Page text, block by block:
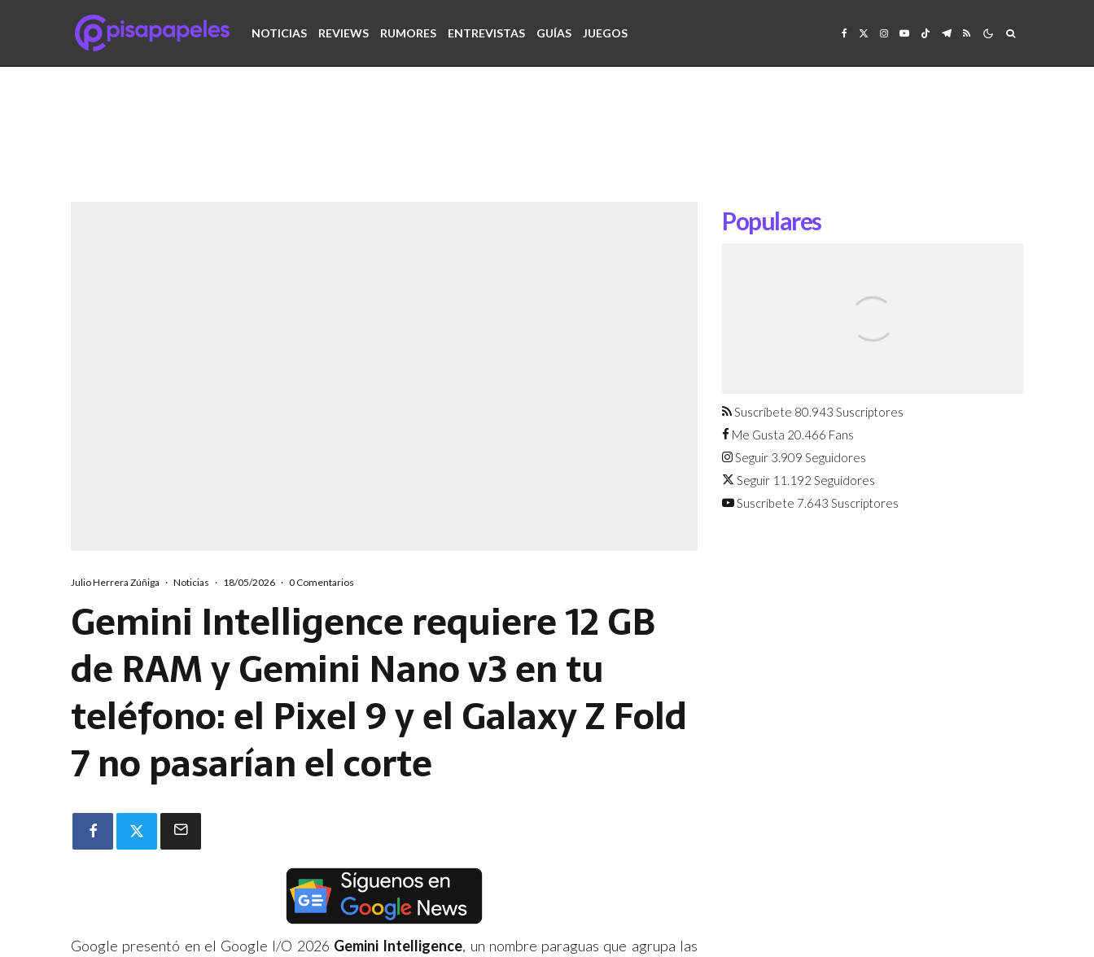
NOTICIAS REVIEWS RUMORES ENTREVISTAS GUÍAS JUEGOS
Julio Herrera Zúñiga · Noticias · 18/05/2026 · 0 Comentarios
Gemini Intelligence requiere 12 GB
de RAM y Gemini Nano v3 en tu
teléfono: el Pixel 9 y el Galaxy Z Fold
7 no pasarían el corte
Google presentó en el Google I/O 2026 Gemini Intelligence, un nombre paraguas que agrupa las
Populares
agosto
Suscríbete 80.943 Suscriptores
Me Gusta 20.466 Fans
Seguir 3.909 Seguidores
Seguir 11.192 Seguidores
Suscríbete 7.643 Suscriptores